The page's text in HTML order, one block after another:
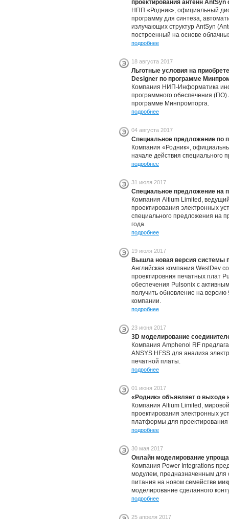
проектирования антенн AntSyn
НПП «Родник», официальный
программу для синтеза,
излучающих структур AntSyn
построенный на основе
подробнее
18 августа 2017
Льготные условия на
Designer по программе
Компания НИП-Информатика
программного обеспечения (ПО)
программе Минпромторга.
подробнее
04 августа 2017
Cпециальное предложение по
Компания «Родник»,
начале действия специального
подробнее
31 июля 2017
Специальное предложение на
Компания Altium Limited,
проектирования электронных
специального предложения на
года.
подробнее
19 июля 2017
Вышла новая версия системы
Английская компания WestDev
проектировния печатных плат
обеспечения Pulsonix с
получить обновление на версию
компании.
подробнее
23 июня 2017
3D моделирование
Компания Amphenol RF
ANSYS HFSS для анализа
печатной платы.
подробнее
01 июня 2017
«Родник» объявляет о выходе
Компания Altium Limited,
проектирования электронных
платформы для
подробнее
30 мая 2017
Онлайн моделирование
Компания Power Integrations
модулем, предназначенным для
питания на новом семействе
моделирование сделанного
подробнее
25 апреля 2017